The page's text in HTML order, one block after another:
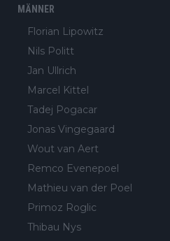
MÄNNER
Florian Lipowitz
Nils Politt
Jan Ullrich
Marcel Kittel
Tadej Pogacar
Jonas Vingegaard
Wout van Aert
Remco Evenepoel
Mathieu van der Poel
Primoz Roglic
Thibau Nys